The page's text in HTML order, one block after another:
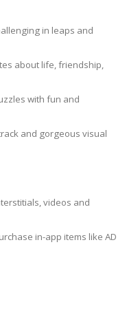
in leaps and
about life, friendship,
with fun and
and gorgeous visual
videos and
in-app items like AD